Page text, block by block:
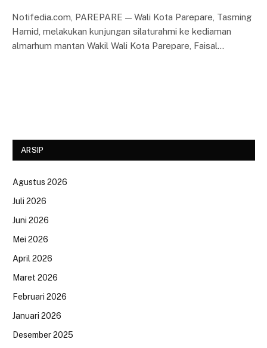
Notifedia.com, PAREPARE — Wali Kota Parepare, Tasming
Hamid, melakukan kunjungan silaturahmi ke kediaman
almarhum mantan Wakil Wali Kota Parepare, Faisal…
ARSIP
Agustus 2026
Juli 2026
Juni 2026
Mei 2026
April 2026
Maret 2026
Februari 2026
Januari 2026
Desember 2025